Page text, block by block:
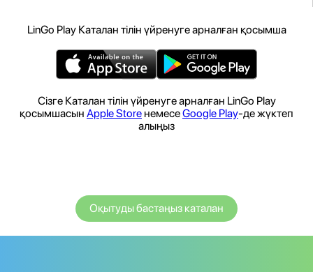
LinGo Play Каталан тілін үйренуге арналған қосымша
Сізге Каталан тілін үйренуге арналған LinGo Play
қосымшасын Apple Store немесеGoogle Play-де жүктеп
алыңыз
Оқытуды бастаңыз каталан